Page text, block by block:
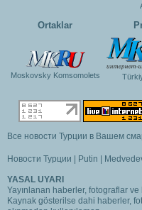
Ortaklar
Moskovsky Komsomolets
Все новости Турции в Вашем
Новости Турции Putin
YASAL UYARI
Yayınlanan haberler, fotograflar ve
Kaynak gösterilse dahi haberler,